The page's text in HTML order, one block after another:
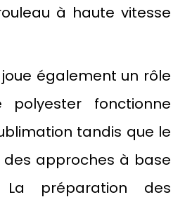
également un rôle
fonctionne
tandis que le
approches à base
préparation des